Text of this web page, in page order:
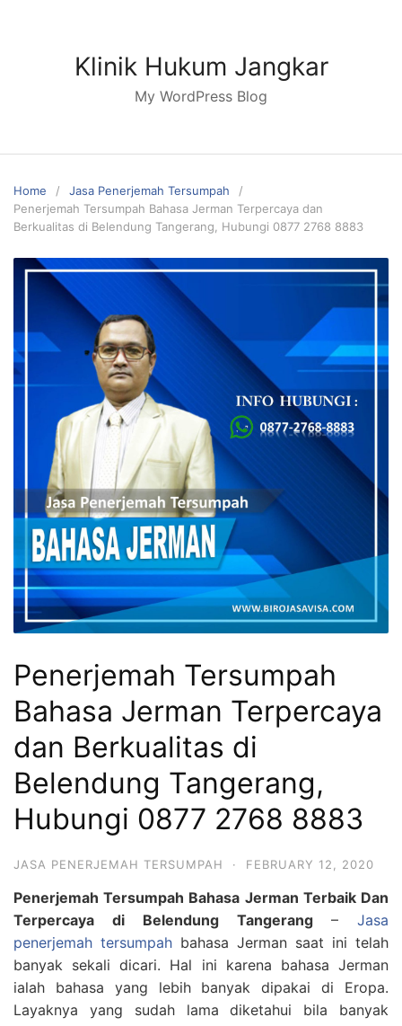
Klinik Hukum Jangkar
My WordPress Blog
Home
Jasa Penerjemah Tersumpah
Penerjemah Tersumpah Bahasa Jerman Terpercaya dan
Berkualitas di Belendung Tangerang, Hubungi 0877 2768 8883
Penerjemah Tersumpah
Bahasa Jerman Terpercaya
dan Berkualitas di
Belendung Tangerang,
Hubungi 0877 2768 8883
JASA PENERJEMAH TERSUMPAH · FEBRUARY 12, 2020
Penerjemah Tersumpah Bahasa Jerman Terbaik Dan
Terpercaya di Belendung Tangerang – Jasa
penerjemah tersumpah bahasa Jerman saat ini telah
banyak sekali dicari. Hal ini karena bahasa Jerman
ialah bahasa yang lebih banyak dipakai di Eropa.
Layaknya yang sudah lama diketahui bila banyak